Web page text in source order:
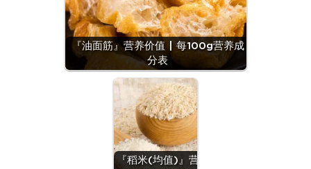
『油面筋』营养价值 | 每100g营养成
分表
『稻米(均值)』营